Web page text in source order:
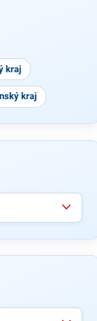
kraj
kraj